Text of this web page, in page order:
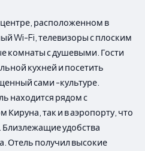
расположенном в
Wi-Fi, телевизоры с плоским
комнаты с душевыми. Гости
кухней и посетить
сами -культуре.
находится рядом с
так и в аэропорту, что
Близлежащие удобства
Отель получил высокие